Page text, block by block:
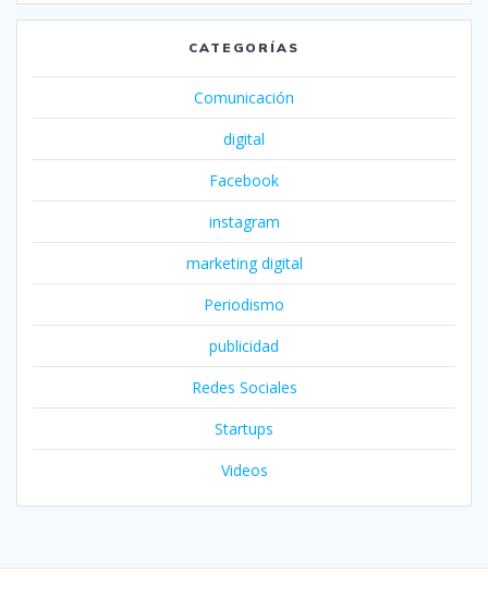
CATEGORÍAS
Comunicación
digital
Facebook
instagram
marketing digital
Periodismo
publicidad
Redes Sociales
Startups
Videos